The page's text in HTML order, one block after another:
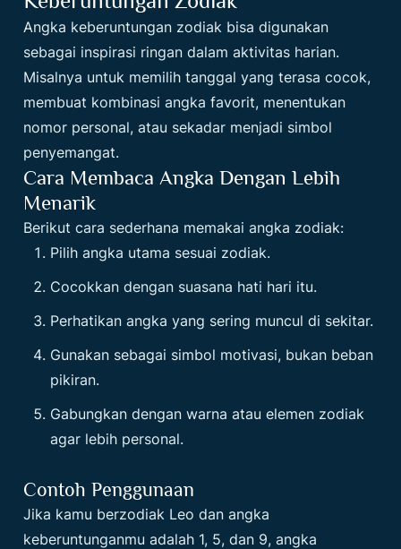
Angka keberuntungan zodiak bisa digunakan
sebagai inspirasi ringan dalam aktivitas harian.
Misalnya untuk memilih tanggal yang terasa cocok,
membuat kombinasi angka favorit, menentukan
nomor personal, atau sekadar menjadi simbol
penyemangat.
Cara Membaca Angka Dengan Lebih
Menarik
Berikut cara sederhana memakai angka zodiak:
Pilih angka utama sesuai zodiak.
Cocokkan dengan suasana hati hari itu.
Perhatikan angka yang sering muncul di sekitar.
Gunakan sebagai simbol motivasi, bukan beban
pikiran.
Gabungkan dengan warna atau elemen zodiak
agar lebih personal.
Contoh Penggunaan
Jika kamu berzodiak Leo dan angka
keberuntunganmu adalah 1, 5, dan 9, angka